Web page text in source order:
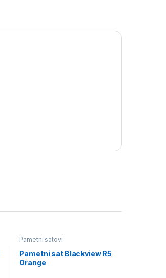
Pametni satovi
Pametni sat Blackview R5
Orange